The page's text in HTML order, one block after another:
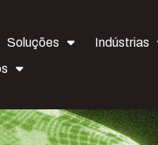
Soluções Indústrias